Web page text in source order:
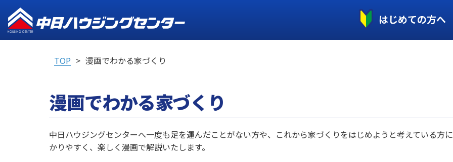
はじめての方へ
TOP 漫画でわかる家づくり
漫画でわかる家づくり
中日ハウジングセンターへ一度も足を運んだことがない方や、これから家づくりをはじめようと考えている方
かりやすく、楽しく漫画で解説いたします。